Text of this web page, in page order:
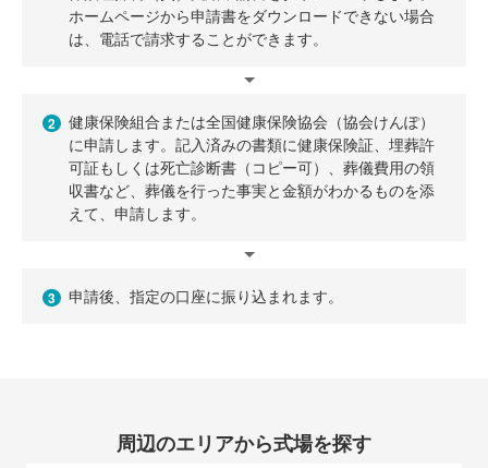
ホームページから申請書をダウンロードできない場合
は、電話で請求することができます。
2
健康保険組合または全国健康保険協会（協会けんぽ）
に申請します。記入済みの書類に健康保険証、埋葬許
可証もしくは死亡診断書（コピー可）、葬儀費用の領
収書など、葬儀を行った事実と金額がわかるものを添
えて、申請します。
3 申請後、指定の口座に振り込まれます。
周辺のエリアから式場を探す